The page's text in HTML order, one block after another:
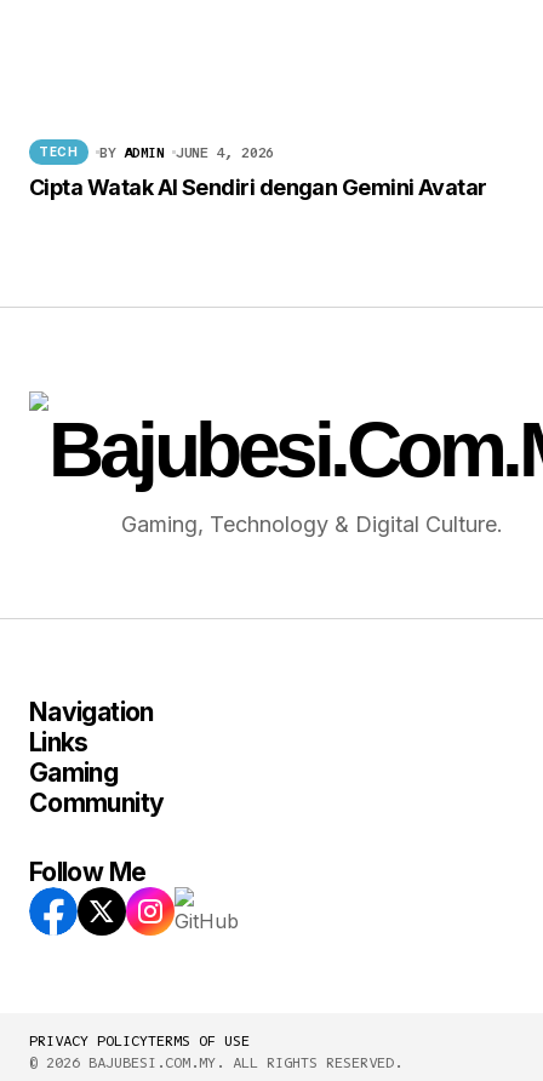
TECH BY ADMIN JUNE 4, 2026
Cipta Watak AI Sendiri dengan Gemini Avatar
Gaming, Technology & Digital Culture.
Navigation
Links
Gaming
Community
Follow Me
PRIVACY POLICYTERMS OF USE
© 2026 BAJUBESI.COM.MY. ALL RIGHTS RESERVED.